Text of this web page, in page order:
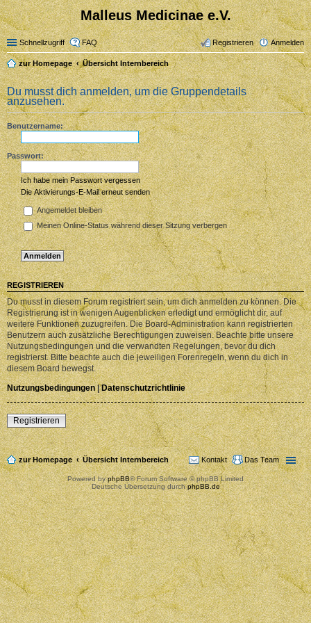
Malleus Medicinae e.V.
Schnellzugriff FAQ Anmelden
Registrieren
zur Homepage Übersicht Internbereich
Du musst dich anmelden, um die Gruppendetails
anzusehen.
Benutzername:
Passwort:
Ich habe mein Passwort vergessen
Die Aktivierungs-E-Mail erneut senden
Angemeldet bleiben
Meinen Online-Status während dieser Sitzung verbergen
REGISTRIEREN
Du musst in diesem Forum registriert sein, um dich anmelden zu können. Die
Registrierung ist in wenigen Augenblicken erledigt und ermöglicht dir, auf
weitere Funktionen zuzugreifen. Die Board-Administration kann registrierten
Benutzern auch zusätzliche Berechtigungen zuweisen. Beachte bitte unsere
Nutzungsbedingungen und die verwandten Regelungen, bevor du dich
registrierst. Bitte beachte auch die jeweiligen Forenregeln, wenn du dich in
diesem Board bewegst.
Nutzungsbedingungen|Datenschutzrichtlinie
Registrieren
zur Homepage Übersicht Internbereich Das Team
Kontakt
Powered byphpBB® Forum Software © phpBB Limited
Deutsche Übersetzung durchphpBB.de